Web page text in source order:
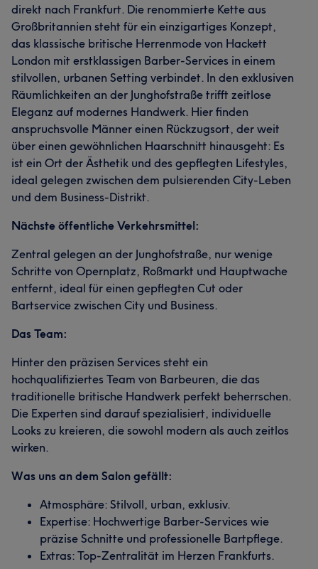
direkt nach Frankfurt. Die renommierte Kette aus
Großbritannien steht für ein einzigartiges Konzept,
das klassische britische Herrenmode von Hackett
London mit erstklassigen Barber-Services in einem
stilvollen, urbanen Setting verbindet. In den exklusiven
Räumlichkeiten an der Junghofstraße trifft zeitlose
Eleganz auf modernes Handwerk. Hier finden
anspruchsvolle Männer einen Rückzugsort, der weit
über einen gewöhnlichen Haarschnitt hinausgeht: Es
ist ein Ort der Ästhetik und des gepflegten Lifestyles,
ideal gelegen zwischen dem pulsierenden City-Leben
und dem Business-Distrikt.
Nächste öffentliche Verkehrsmittel:
Zentral gelegen an der Junghofstraße, nur wenige
Schritte von Opernplatz, Roßmarkt und Hauptwache
entfernt, ideal für einen gepflegten Cut oder
Bartservice zwischen City und Business.
Das Team:
Hinter den präzisen Services steht ein
hochqualifiziertes Team von Barbeuren, die das
traditionelle britische Handwerk perfekt beherrschen.
Die Experten sind darauf spezialisiert, individuelle
Looks zu kreieren, die sowohl modern als auch zeitlos
wirken.
Was uns an dem Salon gefällt:
Atmosphäre: Stilvoll, urban, exklusiv.
Expertise: Hochwertige Barber-Services wie
präzise Schnitte und professionelle Bartpflege.
Extras: Top-Zentralität im Herzen Frankfurts.